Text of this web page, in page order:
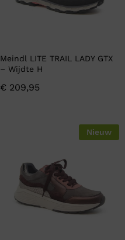
Meindl LITE TRAIL LADY GTX
– Wijdte H
€ 209,95
Nieuw